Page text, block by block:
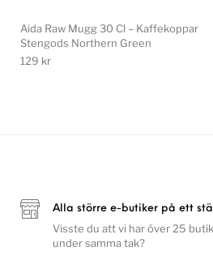
Aida Raw Mugg 30 Cl – Kaffekoppar
Stengods Northern Green
129 kr
Alla större e-butiker på ett
Visste du att vi har över 25
under samma tak?